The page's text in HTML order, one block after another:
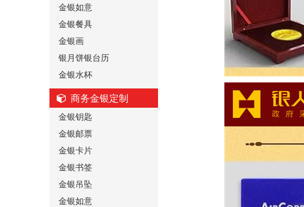
金银如意
金银餐具
金银画
银月饼银台历
金银水杯
商务金银定制
金银钥匙
金银邮票
金银卡片
金银书签
金银吊坠
金银如意